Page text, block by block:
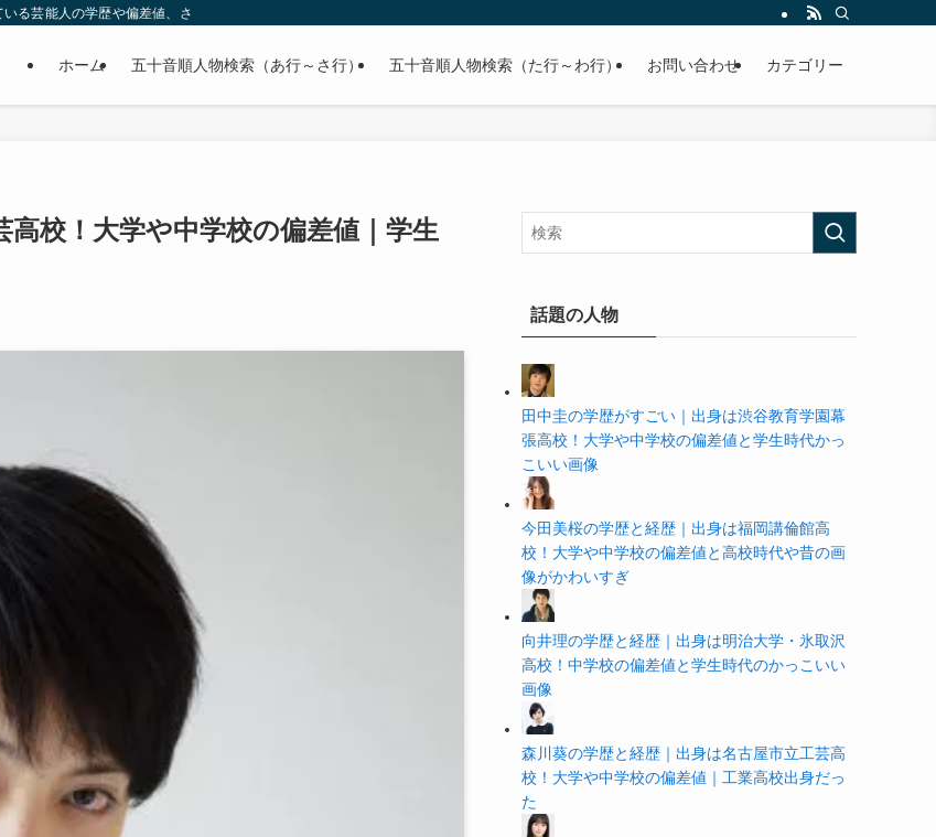
る芸能人の学歴や偏差値、さらに政治家やスポーツ選手などの有名人の学歴や高校・大学の偏差値まで紹介していきます。
ホーム 五十音順人物検索（あ行～さ行） 五十音順人物検索（た行～わ行） お問い合わせ カテゴリー
校！大学や中学校の偏差値｜学生
話題の人物
田中圭の学歴がすごい｜出身は渋谷教育学園幕
張高校！大学や中学校の偏差値と学生時代かっ
こいい画像
今田美桜の学歴と経歴｜出身は福岡講倫館高
校！大学や中学校の偏差値と高校時代や昔の画
像がかわいすぎ
向井理の学歴と経歴｜出身は明治大学・氷取沢
高校！中学校の偏差値と学生時代のかっこいい
画像
森川葵の学歴と経歴｜出身は名古屋市立工芸高
校！大学や中学校の偏差値｜工業高校出身だっ
た